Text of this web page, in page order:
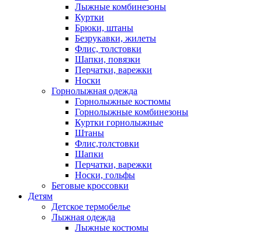
Лыжные комбинезоны
Куртки
Брюки, штаны
Безрукавки, жилеты
Флис, толстовки
Шапки, повязки
Перчатки, варежки
Носки
Горнолыжная одежда
Горнолыжные костюмы
Горнолыжные комбинезоны
Куртки горнолыжные
Штаны
Флис,толстовки
Шапки
Перчатки, варежки
Носки, гольфы
Беговые кроссовки
Детям
Детское термобелье
Лыжная одежда
Лыжные костюмы